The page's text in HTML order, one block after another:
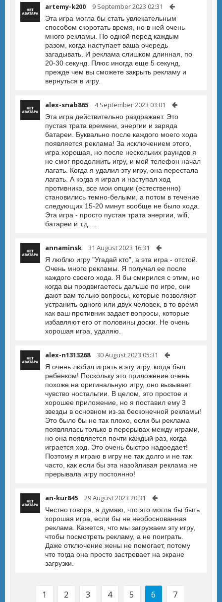
artemy-k200 9 September 2023 02:31
Эта игра могла бы стать увлекательным
способом скоротать время, но в ней очень
много рекламы. По одной перед каждым
разом, когда наступает ваша очередь
загадывать. И реклама слишком длинная, по
20-30 секунд. Плюс иногда еще 5 секунд,
прежде чем вы сможете закрыть рекламу и
вернуться в игру.
alex-snab865 4 September 2023 03:01
Эта игра действительно раздражает. Это
пустая трата времени, энергии и заряда
батареи. Буквально после каждого моего хода
появляется реклама! За исключением этого,
игра хорошая, но после нескольких раундов я
не смог продолжить игру, и мой телефон начал
лагать. Когда я удалил эту игру, она перестала
лагать. А когда я играл и наступал ход
противника, все мои опции (естественно)
становились темно-белыми, а потом в течение
следующих 15-20 минут вообще не было хода.
Эта игра - просто пустая трата энергии, wifi,
батареи и т.д.....
annaminsk 31 August 2023 16:31
Я люблю игру "Угадай кто", а эта игра - отстой.
Очень много рекламы. Я получал ее после
каждого своего хода. Я бы смирился с этим, но
когда вы продвигаетесь дальше по игре, они
дают вам только вопросы, которые позволяют
устранить одного или двух человек, в то время
как ваш противник задает вопросы, которые
избавляют его от половины доски. Не очень
хорошая игра, удаляю.
alex-n1313268 30 August 2023 05:31
Я очень любил играть в эту игру, когда был
ребенком! Поскольку это приложение очень
похоже на оригинальную игру, оно вызывает
чувство ностальгии. В целом, это простое и
хорошее приложение, но я поставил ему 3
звезды в основном из-за бесконечной рекламы!
Это было бы не так плохо, если бы реклама
появлялась только в перерывах между играми,
но она появляется почти каждый раз, когда
играется ход. Это очень быстро надоедает!
Поэтому я играю в игру не так долго и не так
часто, как если бы эта назойливая реклама не
прерывала игру постоянно!
an-kur845 29 August 2023 20:31
Честно говоря, я думаю, что это могла бы быть
хорошая игра, если бы не необоснованная
реклама. Кажется, что мы загружаем эту игру,
чтобы посмотреть рекламу, а не поиграть.
Даже отключение жены не помогает, потому
что тогда она просто застревает на экране
загрузки.
1 2 3 4 5 6 7